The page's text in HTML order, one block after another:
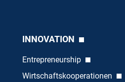
INNOVATION
Entrepreneurship
Wirtschaftskooperationen